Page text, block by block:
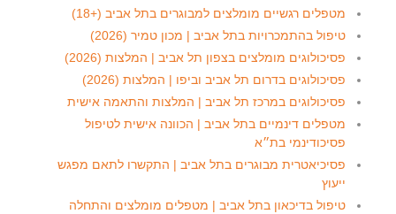
מטפלים רגשיים מומלצים למבוגרים בתל אביב (+18)
טיפול בהתמכרויות בתל אביב | מכון טמיר (2026)
פסיכולוגים מומלצים בצפון תל אביב | המלצות (2026)
פסיכולוגים בדרום תל אביב וביפו | המלצות (2026)
פסיכולוגים במרכז תל אביב | המלצות והתאמה אישית
מטפלים דינמיים בתל אביב | הכוונה אישית לטיפול
פסיכודינמי בת״א
פסיכיאטרית מבוגרים בתל אביב | התקשרו לתאם מפגש
ייעוץ
טיפול בדיכאון בתל אביב | מטפלים מומלצים והתחלה